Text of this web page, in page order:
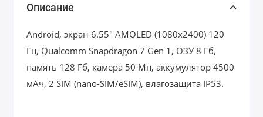
Описание
Android, экран 6.55" AMOLED (1080x2400) 120
Гц, Qualcomm Snapdragon 7 Gen 1, ОЗУ 8 Гб,
память 128 Гб, камера 50 Мп, аккумулятор 4500
мАч, 2 SIM (nano-SIM/eSIM), влагозащита IP53.